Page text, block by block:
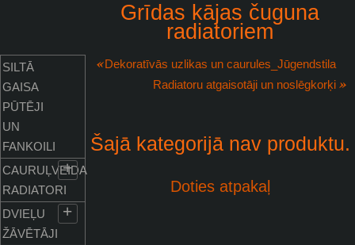
Grīdas kājas čuguna
radiatoriem
Dekoratīvās uzlikas un caurules_Jūgendstila
Radiatoru atgaisotāji un noslēgkorķi
SILTĀ
GAISA
PŪTĒJI
UN
FANKOILI
CAURUĻVEIDA
RADIATORI
+
DVIEĻU
ŽĀVĒTĀJI
+
Šajā kategorijā nav produktu.
Doties atpakaļ